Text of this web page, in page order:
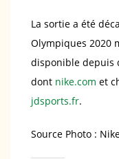
La sortie a été
Olympiques 2020
disponible depuis
dont nike.com et
jdsports.fr.
Source Photo :